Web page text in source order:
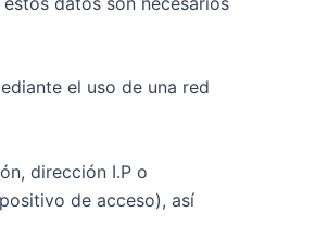
el uso de una red
dirección I.P o
de acceso), así